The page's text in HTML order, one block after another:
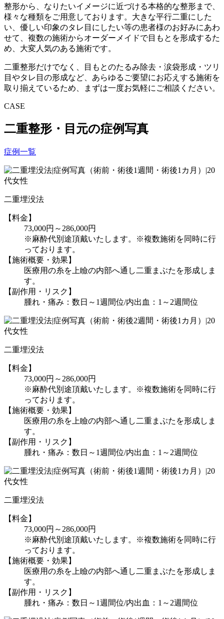
整形から、なりたいイメージに近づける本格的な整形まで、
様々な種類をご用意しております。大きな平行二重にした
い、優しい印象のタレ目にしたい等の患者様のお好みにあわ
せて、複数の施術からオーダーメイドで目もとを形成するた
め、大変人気のある施術です。
二重整形だけでなく、
目もとのたるみ除去・涙袋形成・ツリ
目やタレ目の形成など、あらゆるご要望にお応えする施術を
取り揃えているため、まずは一度お気軽にご相談ください。
CASE
二重整形・目元の症例写真
症例一覧
二重埋没法
【料金】
73,000円～286,000円
※麻酔代別途頂戴いたします。※複数施術を同時に行
っております。
【施術概要・効果】
医療用の糸を上瞼の内部へ通し二重まぶたを形成しま
す。
【副作用・リスク】
腫れ・痛み：数日～1週間位/内出血：1～2週間位
二重埋没法
【料金】
73,000円～286,000円
※麻酔代別途頂戴いたします。※複数施術を同時に行
っております。
【施術概要・効果】
医療用の糸を上瞼の内部へ通し二重まぶたを形成しま
す。
【副作用・リスク】
腫れ・痛み：数日～1週間位/内出血：1～2週間位
二重埋没法
【料金】
73,000円～286,000円
※麻酔代別途頂戴いたします。※複数施術を同時に行
っております。
【施術概要・効果】
医療用の糸を上瞼の内部へ通し二重まぶたを形成しま
す。
【副作用・リスク】
腫れ・痛み：数日～1週間位/内出血：1～2週間位